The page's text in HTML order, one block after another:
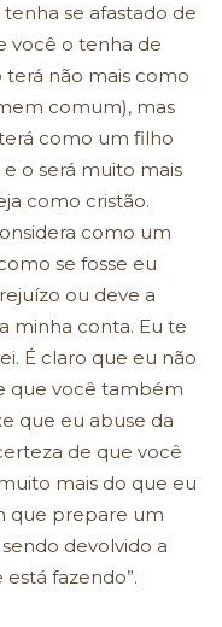
se afastado de
você o tenha de
terá não mais como
comum), mas
como um filho
o será muito mais
como cristão.
como um
se fosse eu
ou deve a
minha conta. Eu te
É claro que eu não
que você também
que eu abuse da
de que você
mais do que eu
que prepare um
devolvido a
fazendo”.